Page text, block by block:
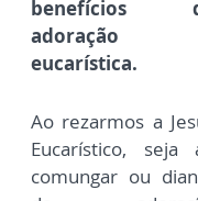
benefícios
adoração
eucarística.
Ao rezarmos a
Eucarístico, seja
comungar ou